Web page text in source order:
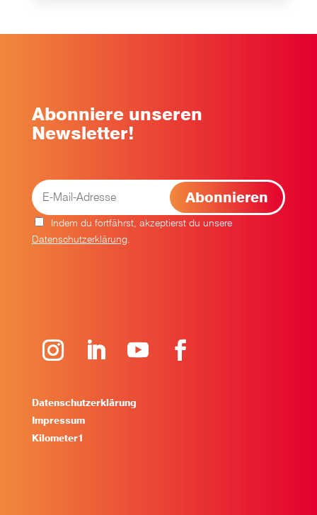
Abonniere unseren
Newsletter!
Indem du fortfährst, akzeptierst du unsere
Datenschutzerklärung.
Datenschutzerklärung
Impressum
Kilometer1